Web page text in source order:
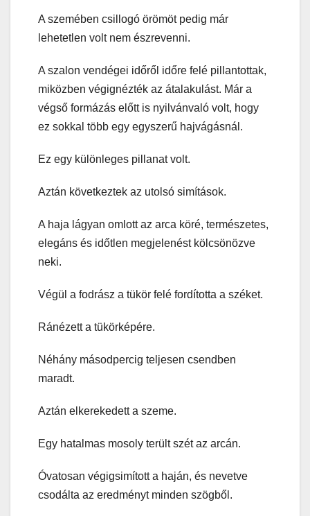
A szemében csillogó örömöt pedig már
lehetetlen volt nem észrevenni.
A szalon vendégei időről időre felé pillantottak,
miközben végignézték az átalakulást. Már a
végső formázás előtt is nyilvánvaló volt, hogy
ez sokkal több egy egyszerű hajvágásnál.
Ez egy különleges pillanat volt.
Aztán következtek az utolsó simítások.
A haja lágyan omlott az arca köré, természetes,
elegáns és időtlen megjelenést kölcsönözve
neki.
Végül a fodrász a tükör felé fordította a széket.
Ránézett a tükörképére.
Néhány másodpercig teljesen csendben
maradt.
Aztán elkerekedett a szeme.
Egy hatalmas mosoly terült szét az arcán.
Óvatosan végigsimított a haján, és nevetve
csodálta az eredményt minden szögből.